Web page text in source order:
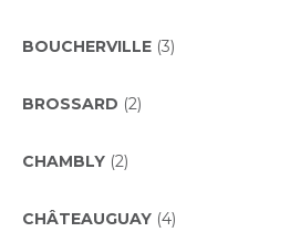
BOUCHERVILLE (3)
BROSSARD (2)
CHAMBLY (2)
CHÂTEAUGUAY (4)